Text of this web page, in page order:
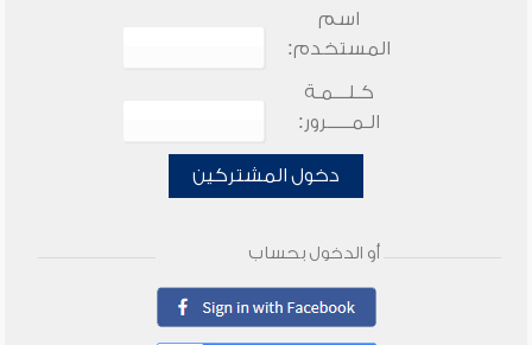
اسم
المستخدم:
كـلـــمـة
الـمـــــرور:
دخول المشتركين
أو الدخول بحساب